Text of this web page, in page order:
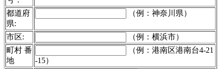
都道府
県:
（例：神奈川県）
市区:
（例：横浜市）
町村 番
地
（例：港南区港南台4-21
-15）